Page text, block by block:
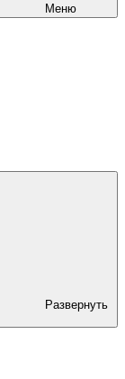
Меню
Развернуть